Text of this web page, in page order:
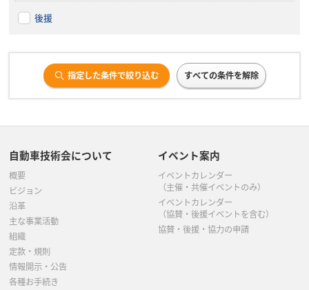
後援
指定した条件で絞り込む すべての条件を解除
自動車技術会について
概要
ビジョン
沿革
主な事業活動
組織
定款・規則
情報開示・公告
各種お手続き
イベント案内
イベントカレンダー
（主催・共催イベントのみ）
イベントカレンダー
（協賛・後援イベントを含む）
協賛・後援・協力の申請